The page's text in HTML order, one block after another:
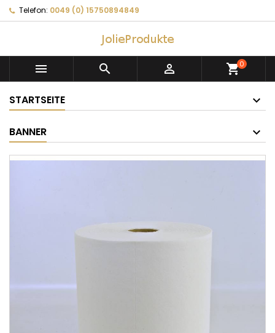
Telefon: 0049 (0) 15750894849
   shopping_cart0
STARTSEITE
BANNER